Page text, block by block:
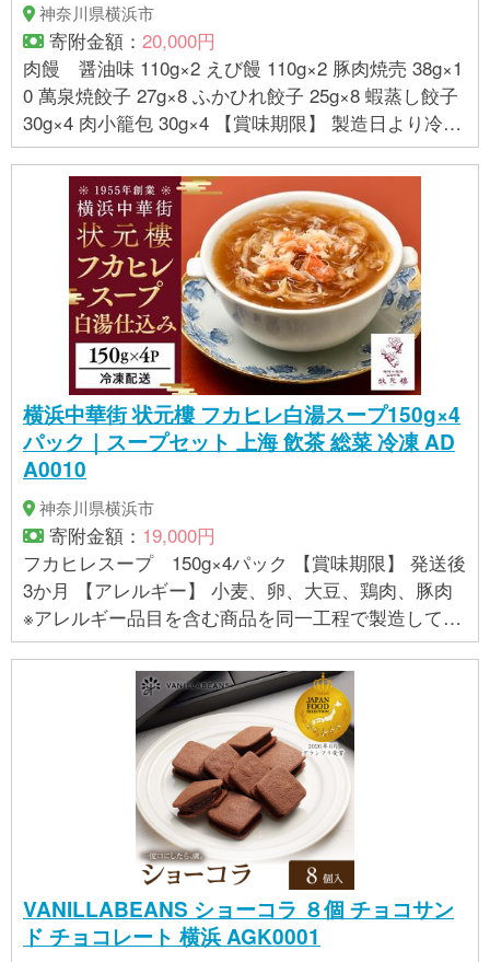
神奈川県横浜市
寄附金額： 20,000円
肉饅 醤油味 110g×2 えび饅 110g×2 豚肉焼売 38g×1
0 萬泉焼餃子 27g×8 ふかひれ餃子 25g×8 蝦蒸し餃子
30g×4 肉小籠包 30g×4 【賞味期限】 製造日より冷凍
で60日 【保存方法】 冷凍庫（-18℃以下）で保存し
てください 【アレルギー】 えび、小麦、卵、乳、い
か、ごま、大豆、鶏肉、豚肉、ゼラチン アレルギー
品目を含む商品を同一工場で製造しています。 ※ 表
示内容に関しては各事業者の指定に基づき掲載して
おり、一切の内容を保証するものではございませ
ん。 ※ご不明の点がございましたら事業者まで直接お
問い合わせ下さい。
横浜中華街 状元樓 フカヒレ白湯スープ150g×4
パック｜スープセット 上海 飲茶 総菜 冷凍 AD
A0010
神奈川県横浜市
寄附金額： 19,000円
フカヒレスープ 150g×4パック 【賞味期限】 発送後
3か月 【アレルギー】 小麦、卵、大豆、鶏肉、豚肉
※アレルギー品目を含む商品を同一工程で製造してい
る ※ 表示内容に関しては各事業者の指定に基づき掲
載しており、一切の内容を保証するものではござい
ません。 ※ご不明の点がございましたら事業者まで直
接お問い合わせ下さい。
VANILLABEANS ショーコラ ８個 チョコサン
ド チョコレート 横浜 AGK0001